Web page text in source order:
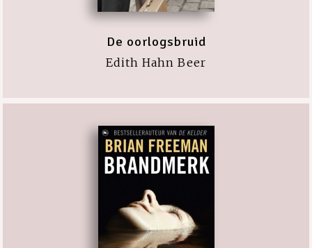
De oorlogsbruid
Edith Hahn Beer